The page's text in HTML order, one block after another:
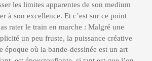
les limites apparentes de son medium
à son excellence. Et c’est sur ce point
rater le train en marche : Malgré une
un peu fruste, la puissance créative
époque où la bande-dessinée est un art